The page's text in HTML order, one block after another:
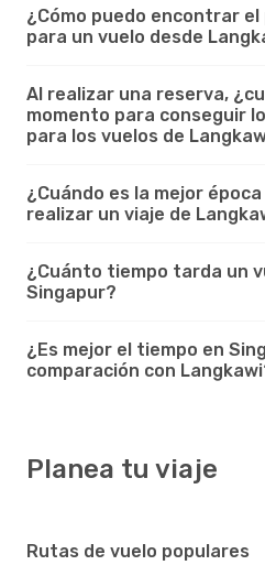
¿Cómo puedo encontrar
para un vuelo desde
Al realizar una reserva,
momento para conseguir
para los vuelos de
¿Cuándo es la mejor
realizar un viaje de
¿Cuánto tiempo tarda un
Singapur?
¿Es mejor el tiempo en
comparación con
Planea tu viaje
Rutas de vuelo populares